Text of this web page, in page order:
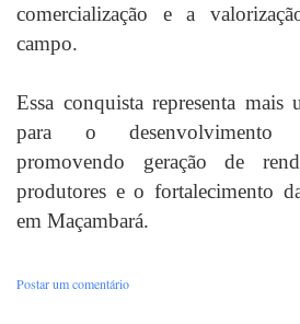
comercialização e a
campo.
Essa conquista representa mais
para o desenvolvimento
promovendo geração de
produtores e o fortalecimento
em Maçambará.
Postar um comentário